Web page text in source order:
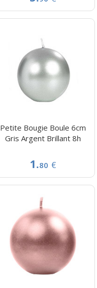
Petite Bougie Boule 6cm
Gris Argent Brillant 8h
1.80 €